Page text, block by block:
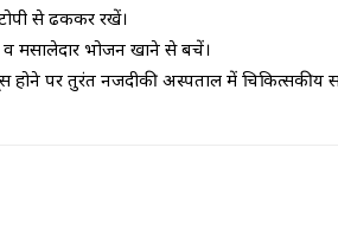
से ढककर रखें।
मसालेदार भोजन खाने से बचें।
पर तुरंत नजदीकी अस्पताल में चिकित्सकीय